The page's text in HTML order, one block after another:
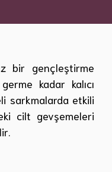
bir gençleştirme
kadar kalıcı
sarkmalarda etkili
cilt gevşemeleri